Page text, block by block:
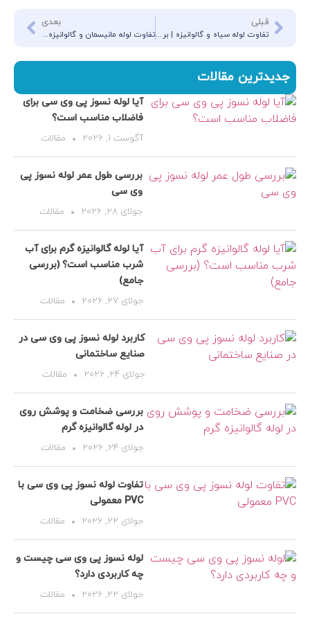
جدیدترین مقالات
آیا لوله نسوز پی وی سی برای
فاضلاب مناسب است؟
آگوست 1, 2026 مقالات
بررسی طول عمر لوله نسوز پی
وی سی
جولای 28, 2026 مقالات
آیا لوله گالوانیزه گرم برای آب
شرب مناسب است؟ (بررسی
جامع)
جولای 27, 2026 مقالات
کاربرد لوله نسوز پی وی سی در
صنایع ساختمانی
جولای 24, 2026 مقالات
بررسی ضخامت و پوشش روی
در لوله گالوانیزه گرم
جولای 24, 2026 مقالات
تفاوت لوله نسوز پی وی سی با
PVC معمولی
جولای 22, 2026 مقالات
لوله نسوز پی وی سی چیست و
چه کاربردی دارد؟
جولای 22, 2026 مقالات
قبلی
تفاوت لوله سیاه و گالوانیزه | بررسی ویژگی‌ها، کاربردها و مزایا
بعدی
تفاوت لوله مانیسمان و گالوانیزه | بررسی کامل ویژگی‌ها، مزایا و کاربردها